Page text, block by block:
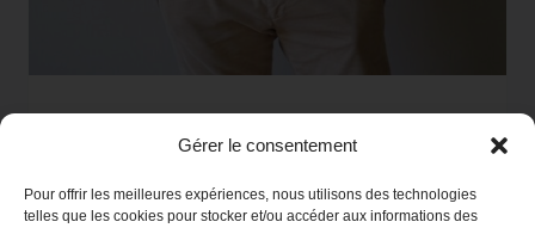
Gérer le consentement
Pour offrir les meilleures expériences, nous utilisons des technologies
telles que les cookies pour stocker et/ou accéder aux informations des
T-Shirt Col Rond BONNIE & CLYDE Blanc / Vert